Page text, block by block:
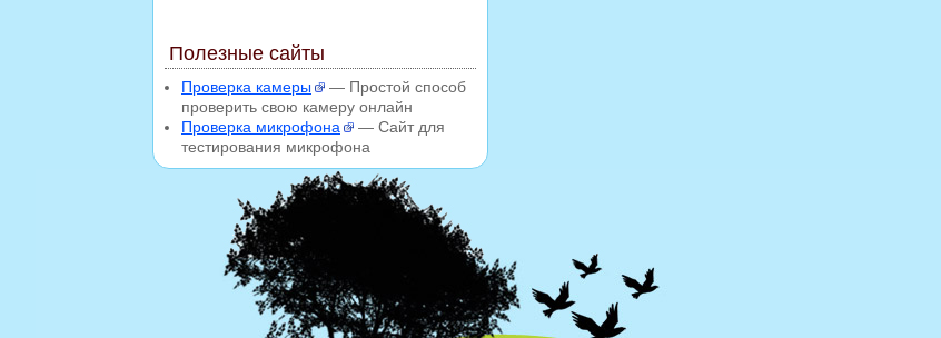
Полезные сайты
Проверка камеры
— Простой способ
проверить свою камеру онлайн
Проверка микрофона
— Сайт для
тестирования микрофона